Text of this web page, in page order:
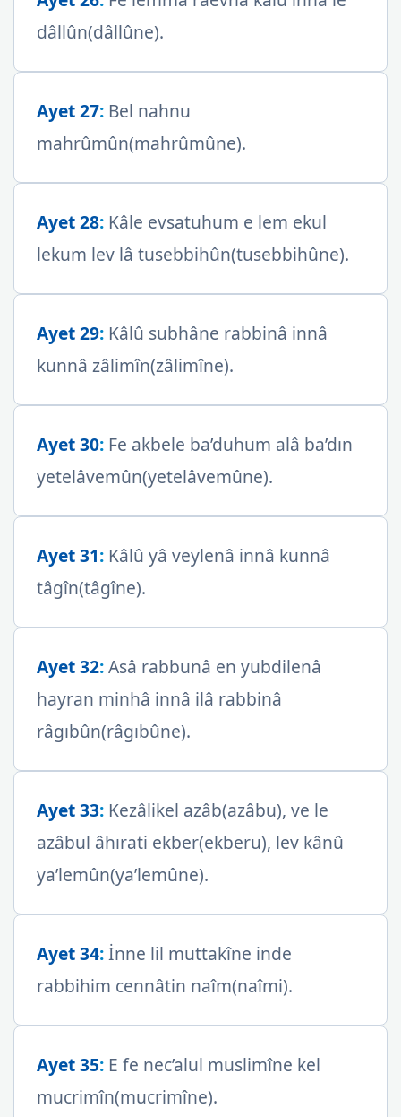
dâllûn(dâllûne).
Ayet 27: Bel nahnu
mahrûmûn(mahrûmûne).
Ayet 28: Kâle evsatuhum e lem ekul
lekum lev lâ tusebbihûn(tusebbihûne).
Ayet 29: Kâlû subhâne rabbinâ innâ
kunnâ zâlimîn(zâlimîne).
Ayet 30: Fe akbele ba’duhum alâ ba’dın
yetelâvemûn(yetelâvemûne).
Ayet 31: Kâlû yâ veylenâ innâ kunnâ
tâgîn(tâgîne).
Ayet 32:Asâ rabbunâ en yubdilenâ
hayran minhâ innâ ilâ rabbinâ
râgıbûn(râgıbûne).
Ayet 33: Kezâlikel azâb(azâbu), ve le
azâbul âhırati ekber(ekberu), lev kânû
ya’lemûn(ya’lemûne).
Ayet 34:İnne lil muttakîne inde
rabbihim cennâtin naîm(naîmi).
Ayet 35: E fe nec’alul muslimîne kel
mucrimîn(mucrimîne).